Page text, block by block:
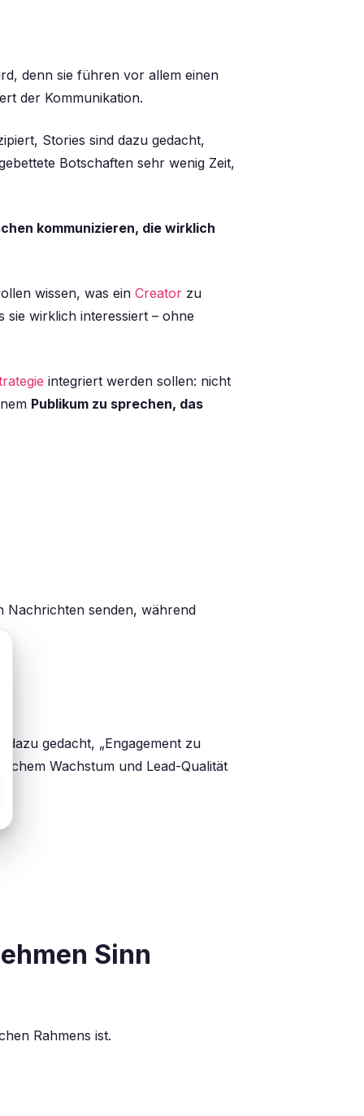
denn sie führen vor allem einen
der Kommunikation.
Stories sind dazu gedacht,
Botschaften sehr wenig Zeit,
kommunizieren, die wirklich
wissen, was einCreator zu
sie wirklich interessiert – ohne
integriert werden sollen: nicht
Publikum zu sprechen, das
Nachrichten senden, während
dazu gedacht, „Engagement zu
Wachstum und Lead-Qualität
Sinn
Rahmens ist.